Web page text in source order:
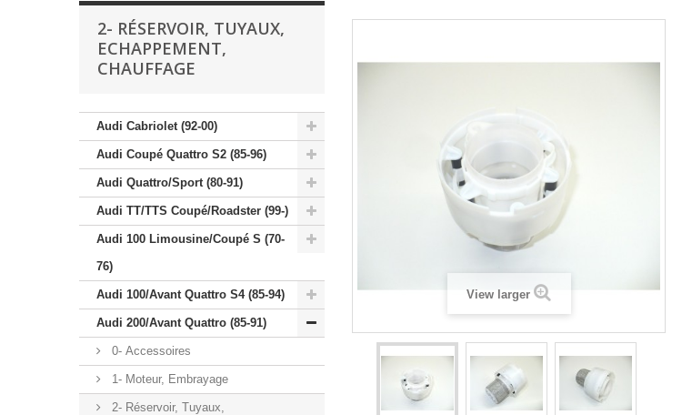
2- RÉSERVOIR, TUYAUX,
ECHAPPEMENT,
CHAUFFAGE
Audi Cabriolet (92-00)
Audi Coupé Quattro S2 (85-96)
Audi Quattro/Sport (80-91)
Audi TT/TTS Coupé/Roadster (99-)
Audi 100 Limousine/Coupé S (70-
76)
Audi 100/Avant Quattro S4 (85-94)
Audi 200/Avant Quattro (85-91)
0- Accessoires
1- Moteur, Embrayage
2- Réservoir, Tuyaux,
View larger